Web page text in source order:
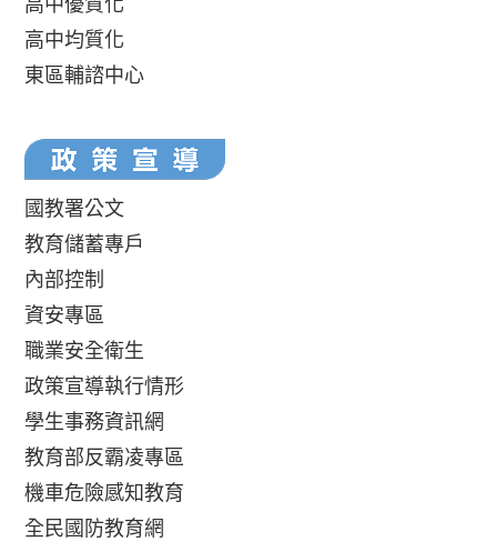
高中均質化
東區輔諮中心
國教署公文
教育儲蓄專戶
內部控制
資安專區
職業安全衛生
政策宣導執行情形
學生事務資訊網
教育部反霸凌專區
機車危險感知教育
全民國防教育網